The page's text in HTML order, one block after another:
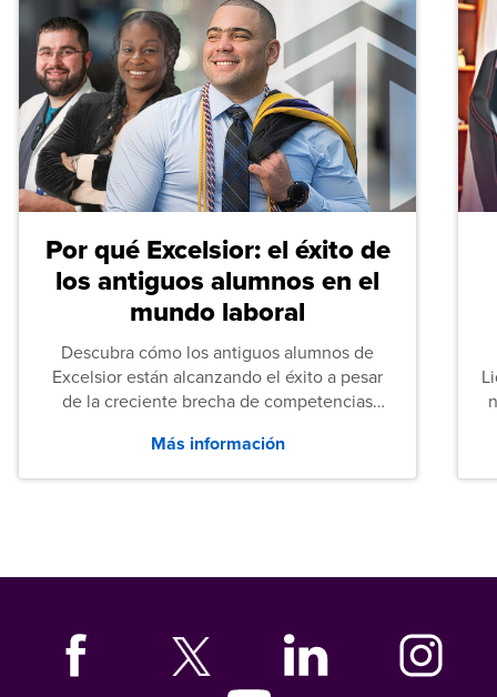
Por qué Excelsior: el éxito de
los antiguos alumnos en el
mundo laboral
Descubra cómo los antiguos alumnos de
Excelsior están alcanzando el éxito a pesar
de la creciente brecha de competencias
tanto las empresas como los recién
graduados en todo Estados Unidos.
Más información